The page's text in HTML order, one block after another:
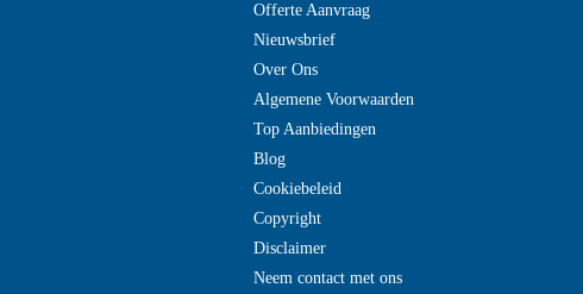
Offerte Aanvraag
Nieuwsbrief
Over Ons
Algemene Voorwaarden
Top Aanbiedingen
Blog
Cookiebeleid
Copyright
Disclaimer
Neem contact met ons